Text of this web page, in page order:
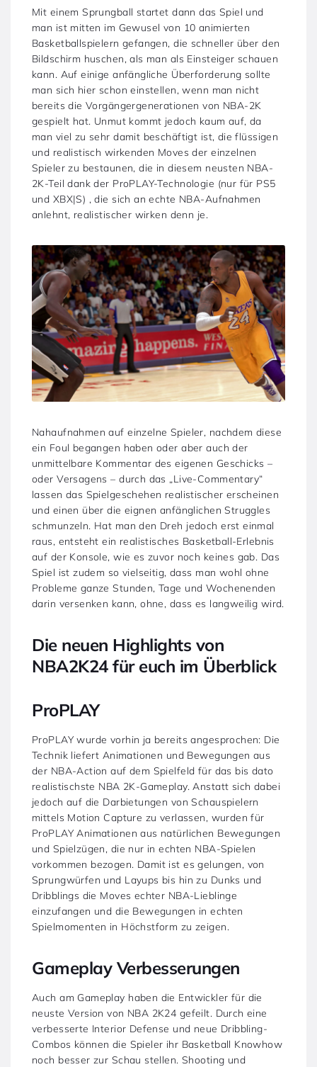
Mit einem Sprungball startet dann das Spiel und
man ist mitten im Gewusel von 10 animierten
Basketballspielern gefangen, die schneller über den
Bildschirm huschen, als man als Einsteiger schauen
kann. Auf einige anfängliche Überforderung sollte
man sich hier schon einstellen, wenn man nicht
bereits die Vorgängergenerationen von NBA-2K
gespielt hat. Unmut kommt jedoch kaum auf, da
man viel zu sehr damit beschäftigt ist, die flüssigen
und realistisch wirkenden Moves der einzelnen
Spieler zu bestaunen, die in diesem neusten NBA-
2K-Teil dank der ProPLAY-Technologie (nur für PS5
und XBX|S) , die sich an echte NBA-Aufnahmen
anlehnt, realistischer wirken denn je.
Nahaufnahmen auf einzelne Spieler, nachdem diese
ein Foul begangen haben oder aber auch der
unmittelbare Kommentar des eigenen Geschicks –
oder Versagens – durch das „Live-Commentary“
lassen das Spielgeschehen realistischer erscheinen
und einen über die eignen anfänglichen Struggles
schmunzeln. Hat man den Dreh jedoch erst einmal
raus, entsteht ein realistisches Basketball-Erlebnis
auf der Konsole, wie es zuvor noch keines gab. Das
Spiel ist zudem so vielseitig, dass man wohl ohne
Probleme ganze Stunden, Tage und Wochenenden
darin versenken kann, ohne, dass es langweilig wird.
Die neuen Highlights von
NBA2K24 für euch im Überblick
ProPLAY
ProPLAY wurde vorhin ja bereits angesprochen: Die
Technik liefert Animationen und Bewegungen aus
der NBA-Action auf dem Spielfeld für das bis dato
realistischste NBA 2K-Gameplay. Anstatt sich dabei
jedoch auf die Darbietungen von Schauspielern
mittels Motion Capture zu verlassen, wurden für
ProPLAY Animationen aus natürlichen Bewegungen
und Spielzügen, die nur in echten NBA-Spielen
vorkommen bezogen. Damit ist es gelungen, von
Sprungwürfen und Layups bis hin zu Dunks und
Dribblings die Moves echter NBA-Lieblinge
einzufangen und die Bewegungen in echten
Spielmomenten in Höchstform zu zeigen.
Gameplay Verbesserungen
Auch am Gameplay haben die Entwickler für die
neuste Version von NBA 2K24 gefeilt. Durch eine
verbesserte Interior Defense und neue Dribbling-
Combos können die Spieler ihr Basketball Knowhow
noch besser zur Schau stellen. Shooting und